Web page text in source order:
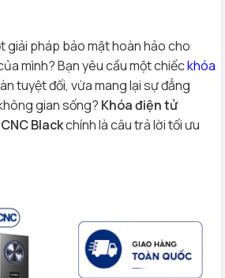
giải pháp bảo mật hoàn hảo cho
mình? Bạn yêu cầu một chiếckhóa
tuyệt đối, vừa mang lại sự đẳng
gian sống? Khóa điện tử
Blackchính là câu trả lời tối ưu